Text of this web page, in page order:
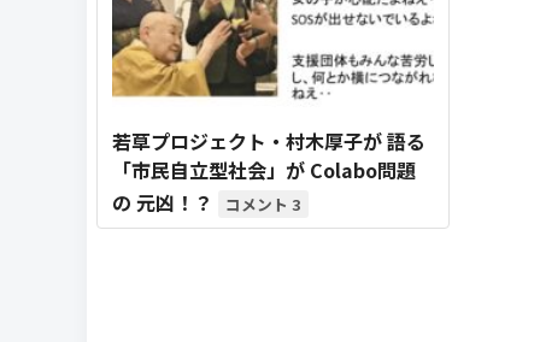
若草プロジェクト・村木厚子が 語る
「市民自立型社会」が Colabo問題
の 元凶！？
3